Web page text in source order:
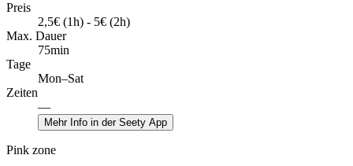
Preis
2,5€ (1h) - 5€ (2h)
Max. Dauer
75min
Tage
Mon–Sat
Zeiten
—
Mehr Info in der Seety App
Pink zone